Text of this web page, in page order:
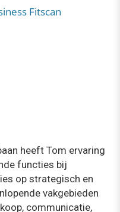
Fitscan
heeft Tom ervaring
functies bij
op strategisch en
vakgebieden
communicatie,